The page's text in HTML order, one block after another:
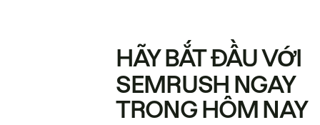
HÃY BẮT ĐẦU VỚI
SEMRUSH NGAY
TRONG HÔM NAY